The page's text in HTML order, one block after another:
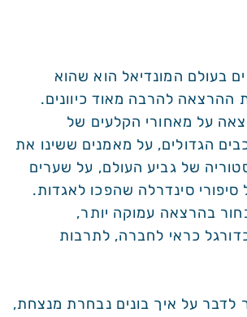
בעולם המונדיאל הוא שהוא
להרבה מאוד כיוונים.
על מאחורי הקלעים של
הגדולים, על מאמנים ששינו את
של גביע העולם, על שערים
סיפורי סינדרלה שהפכו לאגדות.
בהרצאה עמוקה יותר,
כראי לחברה, לתרבות
לדבר על איך בונים נבחרת מנצחת,